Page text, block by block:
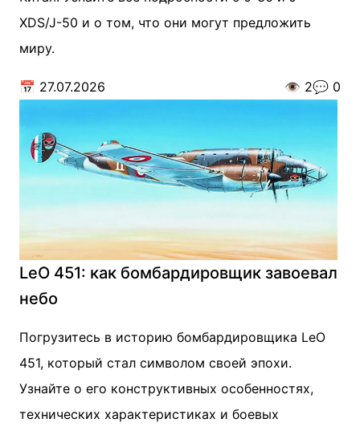
XDS/J-50 и о том, что они могут предложить
миру.
📅 27.07.2026 👁️ 2💬 0
LeO 451: как бомбардировщик завоевал
небо
Погрузитесь в историю бомбардировщика LeO
451, который стал символом своей эпохи.
Узнайте о его конструктивных особенностях,
технических характеристиках и боевых